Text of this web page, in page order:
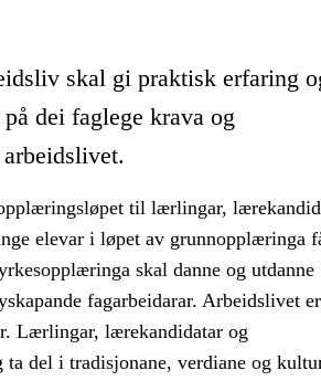
skal gi praktisk erfaring
dei faglege krava og
til lærlingar,
elevar i løpet av grunnopplæringa
skal danne og utdanne
fagarbeidarar. Arbeidslivet er
Lærlingar, lærekandidatar og
ta del i tradisjonane, verdiane og